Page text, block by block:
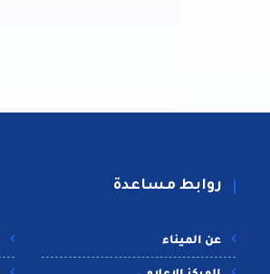
روابط مساعدة
عن الميناء